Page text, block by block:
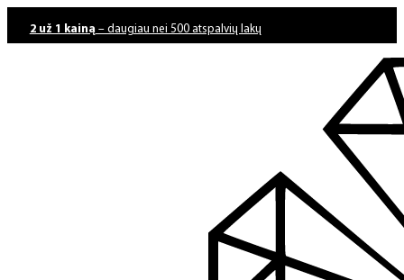
2 už 1 kainą – daugiau nei 500 atspalvių lakų